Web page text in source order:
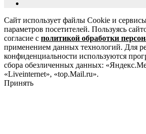
Сайт использует файлы Cookie и
параметров посетителей. Пользуясь
согласие с политикой обработки
применением данных технологий. Для
конфиденциальности используются
сбора обезличенных данных:
«Liveinternet», «top.Mail.ru».
Принять